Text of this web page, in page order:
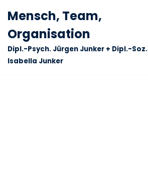
Zum
Inhalt
springen
Mensch, Team,
Organisation
Dipl.-Psych. Jürgen Junker + Dipl.-Soz.
Isabella Junker